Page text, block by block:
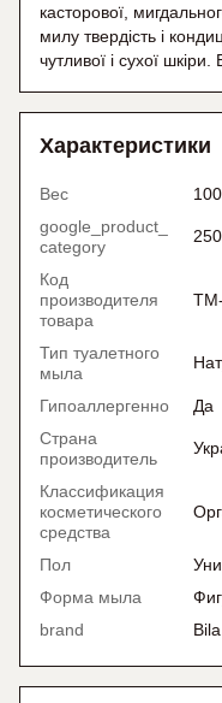
касторової,
милу твердість і
чутливої і сухої
Характеристики
Вес
google_product_
category
Код
производителя
товара
Тип туалетного
мыла
Гипоаллергенно
Да
Страна
производитель
Классификация
косметического
средства
Пол
Форма мыла
brand